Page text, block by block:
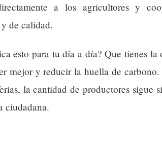
a los agricultores y
de calidad.
esto para tu día a día? Que tienes
mejor y reducir la huella de carbono.
la cantidad de productores sigue
ciudadana.